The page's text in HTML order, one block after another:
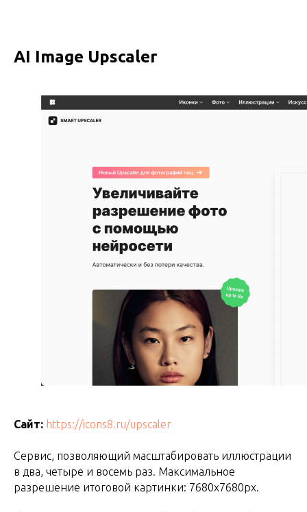
AI Image Upscaler
Сайт: https://icons8.ru/upscaler
Сервис, позволяющий масштабировать иллюстрации
в два, четыре и восемь раз. Максимальное
разрешение итоговой картинки: 7680x7680px.